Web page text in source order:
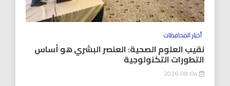
أخبار المحافظات
نقيب العلوم الصحية: العنصر البشري هو أساس
التطورات التكنولوجية